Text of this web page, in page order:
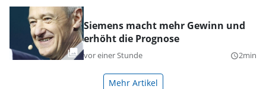
Siemens macht mehr Gewinn und
erhöht die Prognose
vor einer Stunde query_builder2min
Mehr Artikel